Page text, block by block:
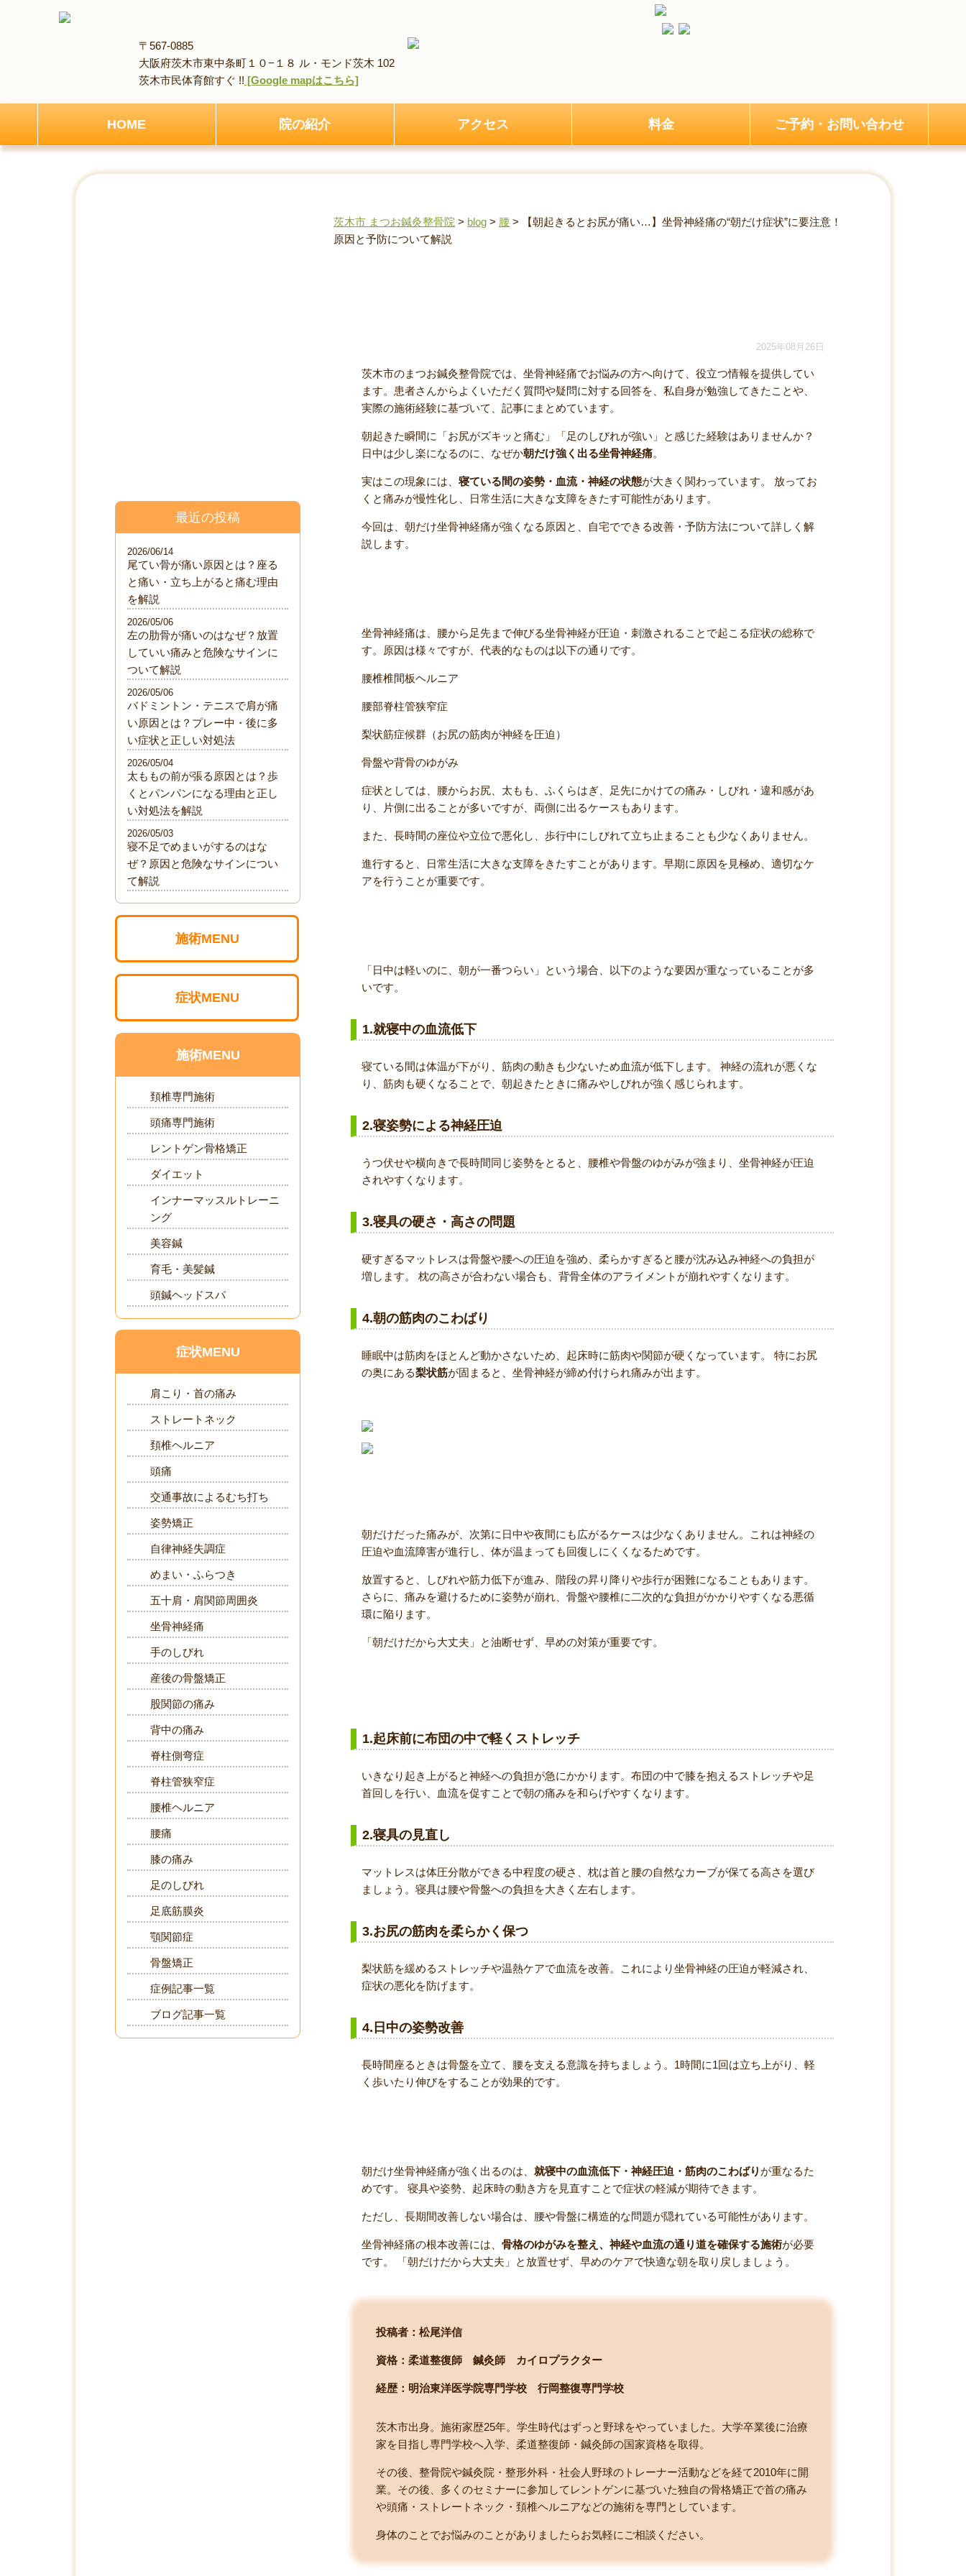
〒567-0885
大阪府茨木市東中条町１０−１８ ル・モンド茨木 102
茨木市民体育館すぐ !! [Google mapはこちら]
HOME 院の紹介 アクセス 料金 ご予約・お問い合わせ
茨木市 まつお鍼灸整骨院 > blog > 腰 >
【朝起きるとお尻が痛い…】坐骨神経痛の“朝だけ症状”に要注意！
原因と予防について解説
2025年08月26日
茨木市のまつお鍼灸整骨院では、坐骨神経痛でお悩みの方へ向けて、役立つ情報を提供してい
ます。患者さんからよくいただく質問や疑問に対する回答を、私自身が勉強してきたことや、
実際の施術経験に基づいて、記事にまとめています。
朝起きた瞬間に「お尻がズキッと痛む」「足のしびれが強い」と感じた経験はありませんか？
日中は少し楽になるのに、なぜか朝だけ強く出る坐骨神経痛。
実はこの現象には、 寝ている間の姿勢・血流・神経の状態が大きく関わっています。 放ってお
くと痛みが慢性化し、日常生活に大きな支障をきたす可能性があります。
今回は、朝だけ坐骨神経痛が強くなる原因と、自宅でできる改善・予防方法について詳しく解
説します。
坐骨神経痛は、腰から足先まで伸びる坐骨神経が圧迫・刺激されることで起こる症状の総称で
す。原因は様々ですが、代表的なものは以下の通りです。
腰椎椎間板ヘルニア
腰部脊柱管狭窄症
梨状筋症候群（お尻の筋肉が神経を圧迫）
骨盤や背骨のゆがみ
症状としては、腰からお尻、太もも、ふくらはぎ、足先にかけての痛み・しびれ・違和感があ
り、片側に出ることが多いですが、両側に出るケースもあります。
また、長時間の座位や立位で悪化し、歩行中にしびれて立ち止まることも少なくありません。
進行すると、日常生活に大きな支障をきたすことがあります。早期に原因を見極め、適切なケ
アを行うことが重要です。
「日中は軽いのに、朝が一番つらい」という場合、以下のような要因が重なっていることが多
いです。
1.就寝中の血流低下
寝ている間は体温が下がり、筋肉の動きも少ないため血流が低下します。 神経の流れが悪くな
り、筋肉も硬くなることで、朝起きたときに痛みやしびれが強く感じられます。
2.寝姿勢による神経圧迫
うつ伏せや横向きで長時間同じ姿勢をとると、腰椎や骨盤のゆがみが強まり、坐骨神経が圧迫
されやすくなります。
3.寝具の硬さ・高さの問題
硬すぎるマットレスは骨盤や腰への圧迫を強め、柔らかすぎると腰が沈み込み神経への負担が
増します。 枕の高さが合わない場合も、背骨全体のアライメントが崩れやすくなります。
4.朝の筋肉のこわばり
睡眠中は筋肉をほとんど動かさないため、起床時に筋肉や関節が硬くなっています。 特にお尻
の奥にある梨状筋が固まると、坐骨神経が締め付けられ痛みが出ます。
朝だけだった痛みが、次第に日中や夜間にも広がるケースは少なくありません。これは神経の
圧迫や血流障害が進行し、体が温まっても回復しにくくなるためです。
放置すると、しびれや筋力低下が進み、階段の昇り降りや歩行が困難になることもあります。
さらに、痛みを避けるために姿勢が崩れ、骨盤や腰椎に二次的な負担がかかりやすくなる悪循
環に陥ります。
「朝だけだから大丈夫」と油断せず、早めの対策が重要です。
1.起床前に布団の中で軽くストレッチ
いきなり起き上がると神経への負担が急にかかります。布団の中で膝を抱えるストレッチや足
首回しを行い、血流を促すことで朝の痛みを和らげやすくなります。
2.寝具の見直し
マットレスは体圧分散ができる中程度の硬さ、枕は首と腰の自然なカーブが保てる高さを選び
ましょう。寝具は腰や骨盤への負担を大きく左右します。
3.お尻の筋肉を柔らかく保つ
梨状筋を緩めるストレッチや温熱ケアで血流を改善。これにより坐骨神経の圧迫が軽減され、
症状の悪化を防げます。
4.日中の姿勢改善
長時間座るときは骨盤を立て、腰を支える意識を持ちましょう。1時間に1回は立ち上がり、軽
く歩いたり伸びをすることが効果的です。
朝だけ坐骨神経痛が強く出るのは、 就寝中の血流低下・神経圧迫・筋肉のこわばり が重なるた
めです。 寝具や姿勢、起床時の動き方を見直すことで症状の軽減が期待できます。
ただし、長期間改善しない場合は、腰や骨盤に構造的な問題が隠れている可能性があります。
坐骨神経痛の根本改善には、 骨格のゆがみを整え、神経や血流の通り道を確保する施術が必要
です。 「朝だけだから大丈夫」と放置せず、早めのケアで快適な朝を取り戻しましょう。
投稿者：松尾洋信
資格：柔道整復師 鍼灸師 カイロプラクター
経歴：明治東洋医学院専門学校 行岡整復専門学校
茨木市出身。施術家歴25年。学生時代はずっと野球をやっていました。大学卒業後に治療
家を目指し専門学校へ入学、柔道整復師・鍼灸師の国家資格を取得。
その後、整骨院や鍼灸院・整形外科・社会人野球のトレーナー活動などを経て2010年に開
業。その後、多くのセミナーに参加してレントゲンに基づいた独自の骨格矯正で首の痛み
や頭痛・ストレートネック・頚椎ヘルニアなどの施術を専門としています。
身体のことでお悩みのことがありましたらお気軽にご相談ください。
最近の投稿
尾てい骨が痛い原因とは？座る
と痛い・立ち上がると痛む理由
を解説
2026/06/14
左の肋骨が痛いのはなぜ？放置
していい痛みと危険なサインに
ついて解説
2026/05/06
バドミントン・テニスで肩が痛
い原因とは？プレー中・後に多
い症状と正しい対処法
2026/05/06
太ももの前が張る原因とは？歩
くとパンパンになる理由と正し
い対処法を解説
2026/05/04
寝不足でめまいがするのはな
ぜ？原因と危険なサインについ
て解説
2026/05/03
施術MENU
症状MENU
施術MENU
頚椎専門施術
頭痛専門施術
レントゲン骨格矯正
ダイエット
インナーマッスルトレーニ
ング
美容鍼
育毛・美髪鍼
頭鍼ヘッドスパ
症状MENU
肩こり・首の痛み
ストレートネック
頚椎ヘルニア
頭痛
交通事故によるむち打ち
姿勢矯正
自律神経失調症
めまい・ふらつき
五十肩・肩関節周囲炎
坐骨神経痛
手のしびれ
産後の骨盤矯正
股関節の痛み
背中の痛み
脊柱側弯症
脊柱管狭窄症
腰椎ヘルニア
腰痛
膝の痛み
足のしびれ
足底筋膜炎
顎関節症
骨盤矯正
症例記事一覧
ブログ記事一覧